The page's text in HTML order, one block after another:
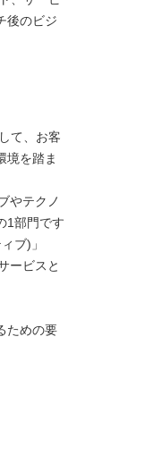
後のビジ
て、お客
境を踏ま
やテクノ
1部門です
ブ)」
ービスと
ための要